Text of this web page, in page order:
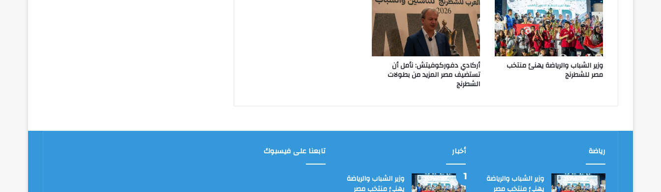
وزير الشباب والرياضة يهنئ منتخب
مصر للشطرنج
أركادي دفوركوفيتش: نأمل أن
تستضيف مصر المزيد من بطولات
الشطرنج
رياضة
وزير الشباب والرياضة
يهنئ منتخب مصر
أخبار
وزير الشباب والرياضة
يهنئ منتخب مصر
تابعنا على فيسبوك